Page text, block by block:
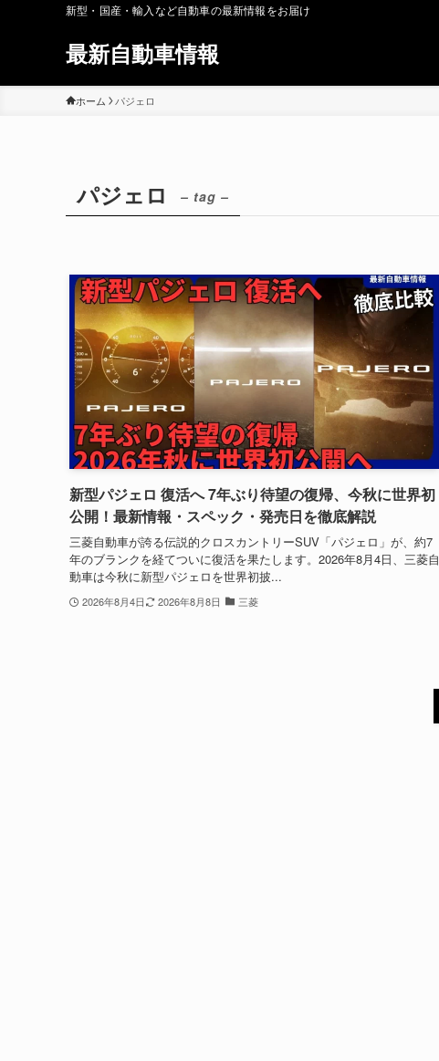
新型・国産・輸入など自動車の最新情報をお届け
最新自動車情報
ホーム パジェロ
パジェロ – tag –
新型パジェロ 復活へ 7年ぶり待望の復帰、今秋に世界初
公開！最新情報・スペック・発売日を徹底解説
三菱自動車が誇る伝説的クロスカントリーSUV「パジェロ」が、約7
年のブランクを経てついに復活を果たします。2026年8月4日、三菱自
動車は今秋に新型パジェロを世界初披...
2026年8月4日 2026年8月8日 三菱